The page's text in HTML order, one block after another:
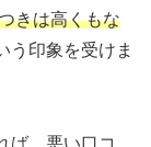
きは高くもな
う印象を受けま